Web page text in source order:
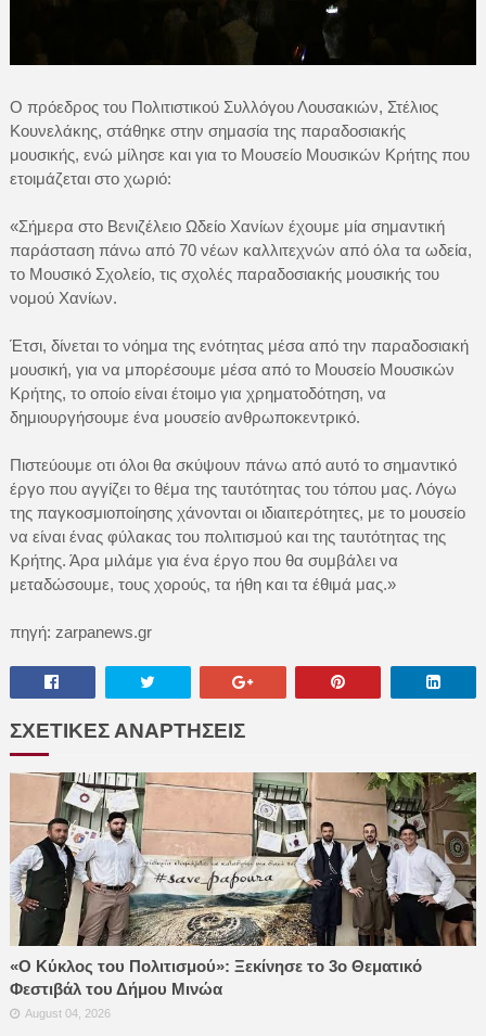
Ο πρόεδρος του Πολιτιστικού Συλλόγου Λουσακιών, Στέλιος
Κουνελάκης, στάθηκε στην σημασία της παραδοσιακής
μουσικής, ενώ μίλησε και για το Μουσείο Μουσικών Κρήτης που
ετοιμάζεται στο χωριό:
«Σήμερα στο Βενιζέλειο Ωδείο Χανίων έχουμε μία σημαντική
παράσταση πάνω από 70 νέων καλλιτεχνών από όλα τα ωδεία,
το Μουσικό Σχολείο, τις σχολές παραδοσιακής μουσικής του
νομού Χανίων.
Έτσι, δίνεται το νόημα της ενότητας μέσα από την παραδοσιακή
μουσική, για να μπορέσουμε μέσα από το Μουσείο Μουσικών
Κρήτης, το οποίο είναι έτοιμο για χρηματοδότηση, να
δημιουργήσουμε ένα μουσείο ανθρωποκεντρικό.
Πιστεύουμε οτι όλοι θα σκύψουν πάνω από αυτό το σημαντικό
έργο που αγγίζει το θέμα της ταυτότητας του τόπου μας. Λόγω
της παγκοσμιοποίησης χάνονται οι ιδιαιτερότητες, με το μουσείο
να είναι ένας φύλακας του πολιτισμού και της ταυτότητας της
Κρήτης. Άρα μιλάμε για ένα έργο που θα συμβάλει να
μεταδώσουμε, τους χορούς, τα ήθη και τα έθιμά μας.»
πηγή: zarpanews.gr
ΣΧΕΤΙΚΕΣ ΑΝΑΡΤΗΣΕΙΣ
«Ο Κύκλος του Πολιτισμού»: Ξεκίνησε το 3ο Θεματικό
Φεστιβάλ του Δήμου Μινώα
August 04, 2026